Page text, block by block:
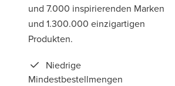
und 7.000 inspirierenden Marken
und 1.300.000 einzigartigen
Produkten.
Niedrige
Mindestbestellmengen